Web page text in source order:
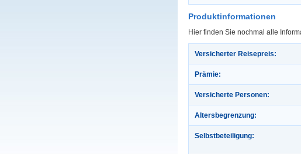
Produktinformationen
Hier finden Sie nochmal alle
Versicherter Reisepreis:
Prämie:
Versicherte Personen:
Altersbegrenzung:
Selbstbeteiligung: